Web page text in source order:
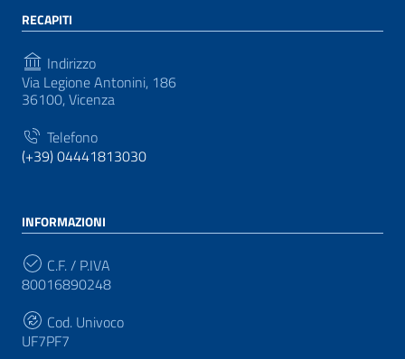
RECAPITI
Indirizzo
Via Legione Antonini, 186
36100, Vicenza
Telefono
(+39) 04441813030
INFORMAZIONI
C.F. / P.IVA
80016890248
Cod. Univoco
UF7PF7